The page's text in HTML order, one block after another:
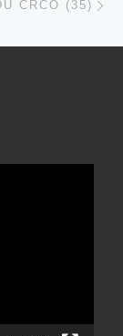
CRCO (35)